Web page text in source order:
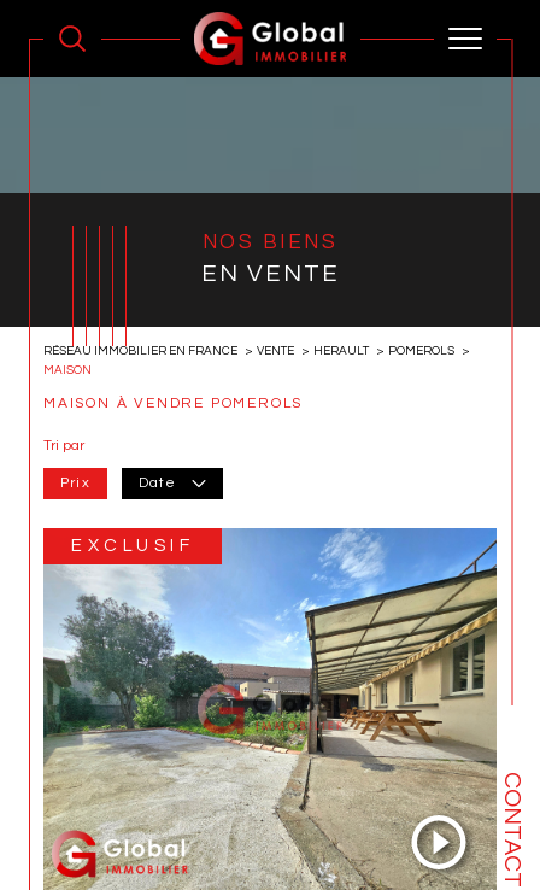
CONTACT
NOS BIENS
EN VENTE
RÉSEAU IMMOBILIER EN FRANCE VENTE HERAULT
POMEROLS
MAISON
MAISON À VENDRE POMEROLS
Tri par
Prix Date
EXCLUSIF